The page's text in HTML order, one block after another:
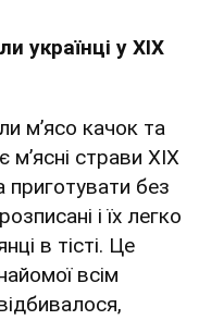
українці у XIX
м’ясо качок та
м’ясні страви XIX
приготувати без
і їх легко
в тісті. Це
всім